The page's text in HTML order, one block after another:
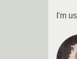
I'm